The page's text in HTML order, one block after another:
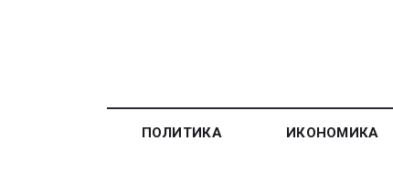
ПОЛИТИКА ИКОНОМИКА